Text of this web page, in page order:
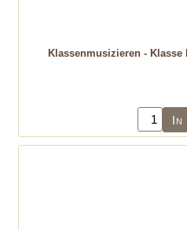
Klassenmusizieren -
In